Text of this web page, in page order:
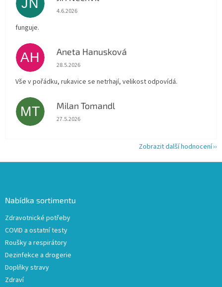
JN Hodnocení obchodu je 5 z 5 hvězdiček.
4.6.2026
funguje.
AH Aneta Hanusková
Hodnocení obchodu je 5 z 5 hvězdiček.
28.5.2026
Vše v pořádku, rukavice se netrhají, velikost odpovídá.
MT Milan Tomandl
Hodnocení obchodu je 5 z 5 hvězdiček.
27.5.2026
Zobrazit další hodnocení
Nabídka sortimentu
Zdravotnické potřeby
COVID a ostatní testy
Roušky a respirátory
Dezinfekce a drogerie
Doplňky stravy
Zdraví